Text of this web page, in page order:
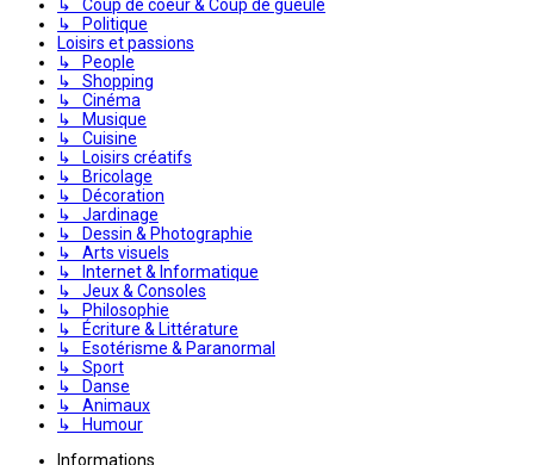
↳ Coup de coeur & Coup de gueule
↳ Politique
Loisirs et passions
↳ People
↳ Shopping
↳ Cinéma
↳ Musique
↳ Cuisine
↳ Loisirs créatifs
↳ Bricolage
↳ Décoration
↳ Jardinage
↳ Dessin & Photographie
↳ Arts visuels
↳ Internet & Informatique
↳ Jeux & Consoles
↳ Philosophie
↳ Écriture & Littérature
↳ Esotérisme & Paranormal
↳ Sport
↳ Danse
↳ Animaux
↳ Humour
Informations